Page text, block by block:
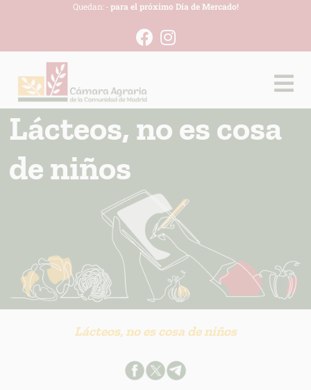
Quedan: -para el próximo Día de Mercado!
Lácteos, no es cosa
de niños
Lácteos, no es cosa de niños